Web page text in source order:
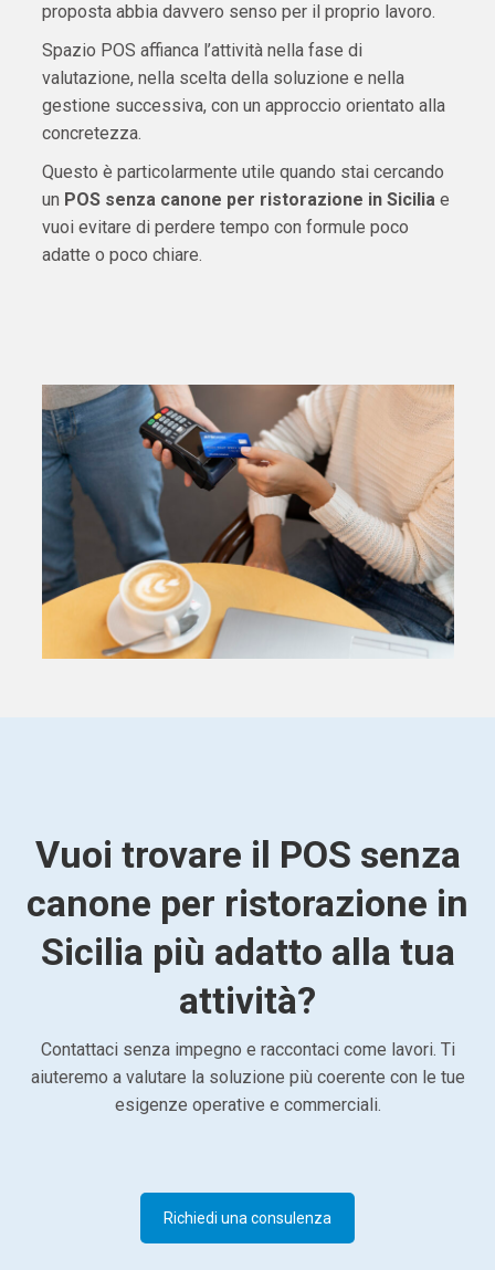
proposta abbia davvero senso per il proprio lavoro.
Spazio POS affianca l’attività nella fase di
valutazione, nella scelta della soluzione e nella
gestione successiva, con un approccio orientato alla
concretezza.
Questo è particolarmente utile quando stai cercando
un POS senza canone per ristorazione in Siciliae
vuoi evitare di perdere tempo con formule poco
adatte o poco chiare.
Vuoi trovare il POS senza
canone per ristorazione in
Sicilia più adatto alla tua
attività?
Contattaci senza impegno e raccontaci come lavori. Ti
aiuteremo a valutare la soluzione più coerente con le tue
esigenze operative e commerciali.
Richiedi una consulenza